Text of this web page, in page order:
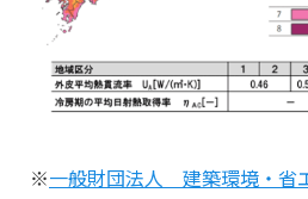
※一般財団法人 建築環境・省